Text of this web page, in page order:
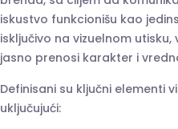
iskustvo funkcionišu kao
isključivo na vizuelnom
jasno prenosi karakter i
Definisani su ključni elementi
uključujući: